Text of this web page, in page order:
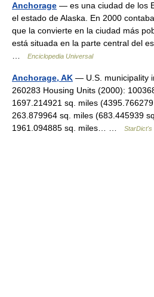
Anchorage — es una ciudad de los
el estado de Alaska. En 2000
que la convierte en la ciudad más
está situada en la parte central del
Enciclopedia Universal
Anchorage, AK — U.S. municipality
260283 Housing Units (2000):
1697.214921 sq. miles
263.879964 sq. miles (683.445939
1961.094885 sq. miles… …
StarDict's